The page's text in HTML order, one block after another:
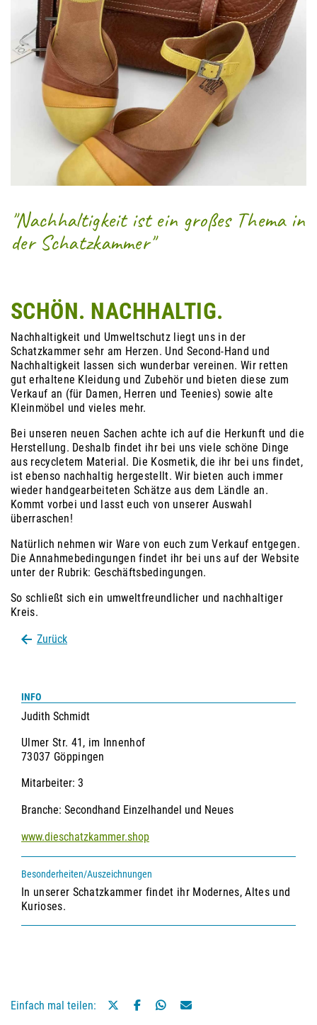
"Nachhaltigkeit ist ein großes Thema in
der Schatzkammer"
SCHÖN. NACHHALTIG.
Nachhaltigkeit und Umweltschutz liegt uns in der
Schatzkammer sehr am Herzen. Und Second-Hand und
Nachhaltigkeit lassen sich wunderbar vereinen. Wir retten
gut erhaltene Kleidung und Zubehör und bieten diese zum
Verkauf an (für Damen, Herren und Teenies) sowie alte
Kleinmöbel und vieles mehr.
Bei unseren neuen Sachen achte ich auf die Herkunft und die
Herstellung. Deshalb findet ihr bei uns viele schöne Dinge
aus recycletem Material. Die Kosmetik, die ihr bei uns findet,
ist ebenso nachhaltig hergestellt. Wir bieten auch immer
wieder handgearbeiteten Schätze aus dem Ländle an.
Kommt vorbei und lasst euch von unserer Auswahl
überraschen!
Natürlich nehmen wir Ware von euch zum Verkauf entgegen.
Die Annahmebedingungen findet ihr bei uns auf der Website
unter der Rubrik: Geschäftsbedingungen.
So schließt sich ein umweltfreundlicher und nachhaltiger
Kreis.
Zurück
INFO
Judith Schmidt
Ulmer Str. 41, im Innenhof
73037 Göppingen
Mitarbeiter 3
Branche Secondhand Einzelhandel und Neues
www.dieschatzkammer.shop
Besonderheiten/Auszeichnungen
In unserer Schatzkammer findet ihr Modernes, Altes und
Kurioses.
Einfach mal teilen: